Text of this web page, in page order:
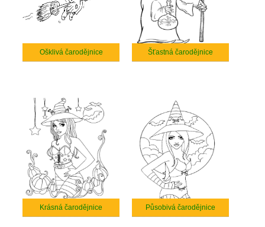
Ošklivá čarodějnice Šťastná čarodějnice
Krásná čarodějnice Působivá čarodějnice